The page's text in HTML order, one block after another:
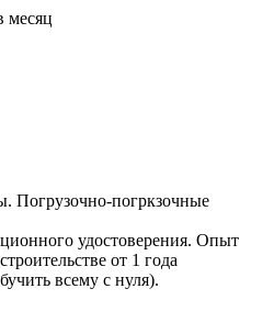
месяц
Погрузочно-погркзочные
удостоверения. Опыт
от 1 года
всему с нуля).